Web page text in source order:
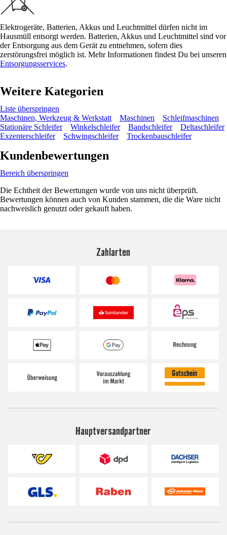
Elektrogeräte, Batterien, Akkus und Leuchtmittel dürfen nicht im
Hausmüll entsorgt werden. Batterien, Akkus und Leuchtmittel sind vor
der Entsorgung aus dem Gerät zu entnehmen, sofern dies
zerstörungsfrei möglich ist. Mehr Informationen findest Du bei unseren
Entsorgungsservices.
Weitere Kategorien
Liste überspringen
Maschinen, Werkzeug & Werkstatt
Maschinen
Schleifmaschinen
Stationäre Schleifer
Winkelschleifer Bandschleifer
Deltaschleifer
Exzenterschleifer
Schwingschleifer Trockenbauschleifer
Kundenbewertungen
Bereich überspringen
Die Echtheit der Bewertungen wurde von uns nicht überprüft.
Bewertungen können auch von Kunden stammen, die die Ware nicht
nachweislich genutzt oder gekauft haben.
Zahlarten
Hauptversandpartner